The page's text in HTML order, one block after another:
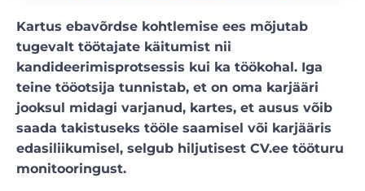
Kartus ebavõrdse kohtlemise ees mõjutab
tugevalt töötajate käitumist nii
kandideerimisprotsessis kui ka töökohal. Iga
teine tööotsija tunnistab, et on oma karjääri
jooksul midagi varjanud, kartes, et ausus võib
saada takistuseks tööle saamisel või karjääris
edasiliikumisel, selgub hiljutisest CV.ee tööturu
monitooringust.